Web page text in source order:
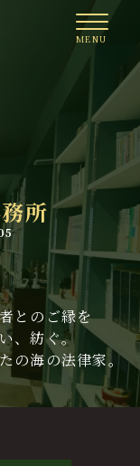
所
とのご縁を
、紡ぐ。
の海の法律家。